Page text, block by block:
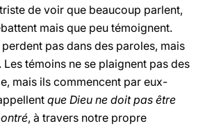
de voir que beaucoup parlent,
mais que peu témoignent.
pas dans des paroles, mais
témoins ne se plaignent pas des
mais ils commencent par eux-
que Dieu ne doit pas être
, à travers notre propre